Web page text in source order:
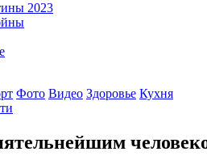
2023
Фото Видео Здоровье Кухня